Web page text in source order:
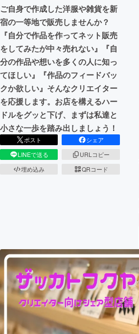
ご自身で作成した洋服や雑貨を新
宿の一等地で販売しませんか？
『自分で作品を作ってネット販売
をしてみたが中々売れない』『自
分の作品や想いを多くの人に知っ
てほしい』『作品のフィードバッ
クか欲しい』そんなクリエイター
を応援します。お店を構えるハー
ドルをグッと下げ、まずは私達と
小さな一歩を踏み出しましょう！
ポスト
シェア
LINEで送る
URLコピー
埋め込み
QRコード